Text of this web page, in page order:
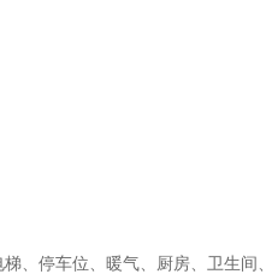
、停车位、暖气、厨房、卫生间